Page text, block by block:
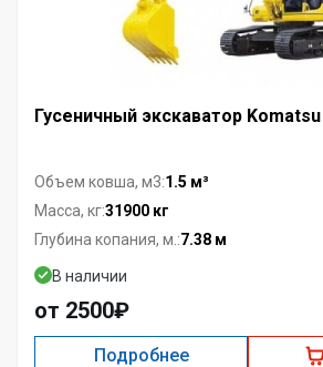
Гусеничный экскаватор
Объем ковша, м3:1.5 м³
Масса, кг:31900 кг
Глубина копания, м.:7.38 м
В наличии
от 2500₽
Подробнее